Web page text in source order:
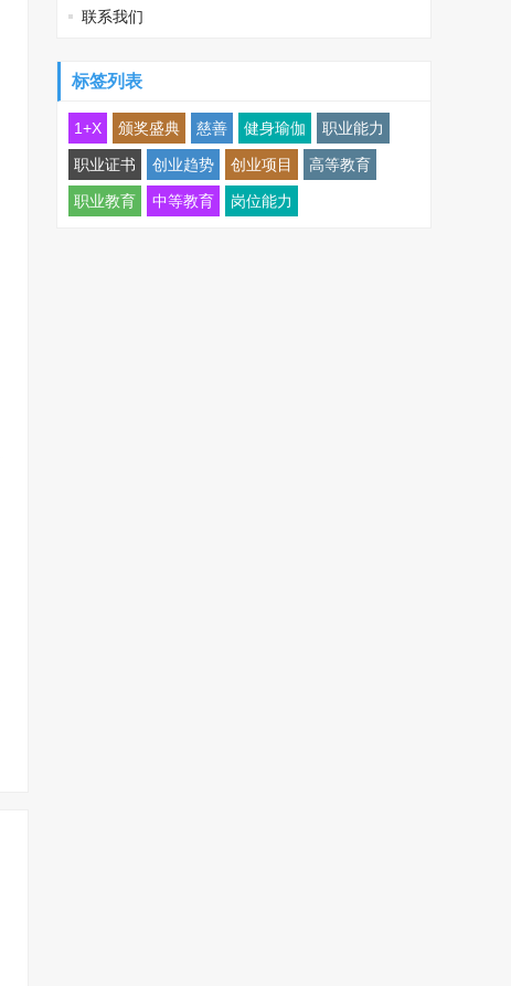
联系我们
标签列表
1+X 颁奖盛典 慈善 健身瑜伽 职业能力
职业证书 创业趋势 创业项目 高等教育
职业教育 中等教育 岗位能力